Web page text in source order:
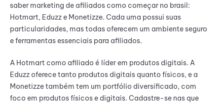
saber marketing de afiliados como começar no brasil:
Hotmart, Eduzz e Monetizze. Cada uma possui suas
particularidades, mas todas oferecem um ambiente seguro
e ferramentas essenciais para afiliados.
A Hotmart como afiliado é líder em produtos digitais. A
Eduzz oferece tanto produtos digitais quanto físicos, e a
Monetizze também tem um portfólio diversificado, com
foco em produtos físicos e digitais. Cadastre-se nas que